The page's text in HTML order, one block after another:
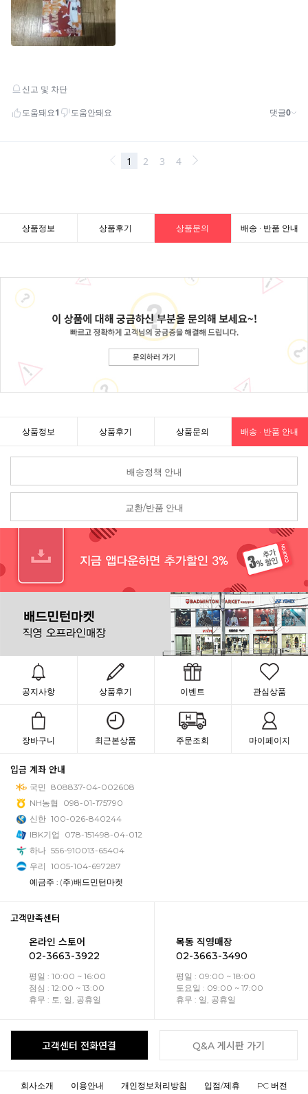
상품정보 상품후기 상품문의 배송 · 반품 안내
상품정보 상품후기 상품문의 배송 · 반품 안내
배송정책 안내
교환/반품 안내
공지사항 상품후기 이벤트 관심상품
장바구니 최근본상품 주문조회 마이페이지
입금 계좌 안내
국민 808837-04-002608
NH농협
098-01-175790
신한 100-026-840244
IBK기업
078-151498-04-012
하나 556-910013-65404
우리 1005-104-697287
예금주 : (주)배드민턴마켓
고객만족센터
온라인 스토어
02-3663-3922
평일 : 10:00 ~ 16:00
점심 : 12:00 ~ 13:00
휴무 : 토, 일, 공휴일
목동 직영매장
02-3663-3490
평일 : 09:00 ~ 18:00
토요일 : 09:00 ~ 17:00
휴무 : 일, 공휴일
고객센터 전화연결 Q&A 게시판 가기
회사소개 이용안내 개인정보처리방침 입점/제휴 PC 버전